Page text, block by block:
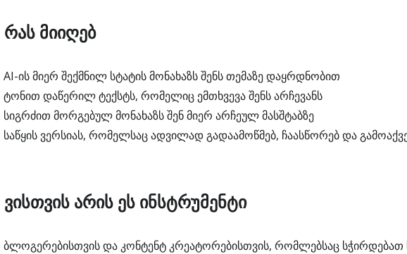
რას მიიღებ
AI-ის მიერ შექმნილ სტატის მონახაზს შენს თემაზე დაყრდნობით
ტონით დაწერილ ტექსტს, რომელიც ემთხვევა შენს არჩევანს
სიგრძით მორგებულ მონახაზს შენ მიერ არჩეულ მასშტაბზე
საწყის ვერსიას, რომელსაც ადვილად გადაამოწმებ, ჩაასწორებ და
ვისთვის არის ეს ინსტრუმენტი
ბლოგერებისთვის და კონტენტ კრეატორებისთვის, რომლებსაც სჭირდებათ